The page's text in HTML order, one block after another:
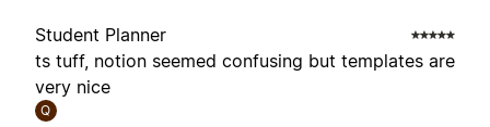
Student Planner
ts tuff, notion seemed confusing but templates are
very nice
Q